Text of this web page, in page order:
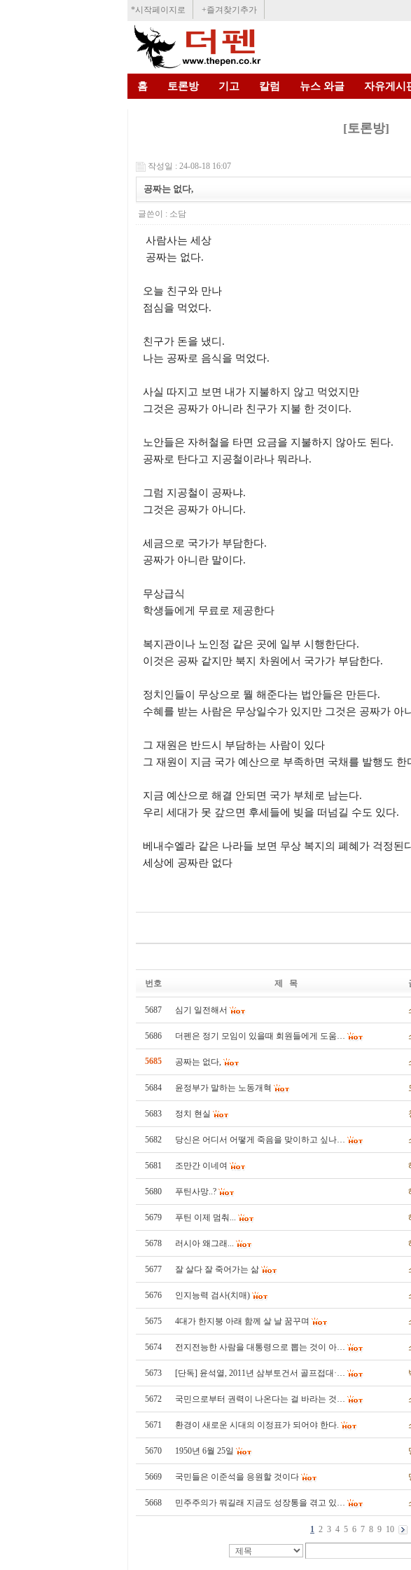
*시작페이지로 +즐겨찾기추가
홈 토론방 기고 칼럼 뉴스 와글 자유게시
[토론방]
작성일 : 24-08-18 16:07
공짜는 없다,
글쓴이 : 소담
사람사는 세상
공짜는 없다.
오늘 친구와 만나
점심을 먹었다.
친구가 돈을 냈디.
나는 공짜로 음식을 먹었다.
사실 따지고 보면 내가 지불하지 않고 먹었지만
그것은 공짜가 아니라 친구가 지불 한 것이다.
노안들은 자허철을 타면 요금을 지불하지 않아도 된다.
공짜로 탄다고 지공철이라나 뭐라나.
그럼 지공철이 공짜냐.
그것은 공짜가 아니다.
세금으로 국가가 부담한다.
공짜가 아니란 말이다.
무상급식
학생들에게 무료로 제공한다
복지관이나 노인정 같은 곳에 일부 시행한단다.
이것은 공짜 같지만 북지 차원에서 국가가 부담한다.
정치인들이 무상으로 뭘 해준다는 법안들은 만든다.
수혜를 받는 사람은 무상일수가 있지만 그것은 공짜가 아
그 재원은 반드시 부담하는 사람이 있다
그 재원이 지금 국가 예산으로 부족하면 국채를 발행도 한
지금 예산으로 해결 안되면 국가 부체로 남는다.
우리 세대가 못 갚으면 후세들에 빚을 떠넘길 수도 있다.
베내수엘라 같은 나라들 보면 무상 복지의 폐혜가 걱정된
세상에 공짜란 없다
번호 제 목
5687 심기 일전해서
5686 더펜은 정기 모임이 있을때 회원들에게 도움…
5685 공짜는 없다,
5684 윤정부가 말하는 노동개혁
5683 정치 현실
5682 당신은 어디서 어떻게 죽음을 맞이하고 싶나…
5681 조만간 이네여
5680 푸틴사망..?
5679 푸틴 이제 멈춰...
5678 러시아 왜그래...
5677 잘 살다 잘 죽어가는 삶
5676 인지능력 검사(치매)
5675 4대가 한지붕 아래 함께 살 날 꿈꾸며
5674 전지전능한 사람을 대통령으로 뽑는 것이 아…
5673 [단독] 윤석열, 2011년 삼부토건서 골프접대·…
5672 국민으로부터 권력이 나온다는 걸 바라는 것…
5671 환경이 새로운 시대의 이정표가 되어야 한다.
5670 1950년 6월 25일
5669 국민들은 이준석을 응원할 것이다
5668 민주주의가 뭐길래 지금도 성장통을 겪고 있…
1 2 3 4 5 6 7 8 9 10